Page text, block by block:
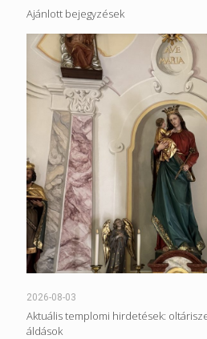
Ajánlott bejegyzések
2026-08-03
Aktuális templomi hirdetések:
áldások